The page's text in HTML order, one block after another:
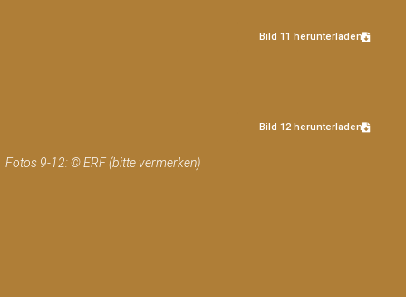
Bild 11 herunterladen
Bild 12 herunterladen
Fotos 9-12: © ERF (bitte vermerken)